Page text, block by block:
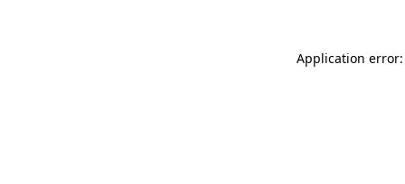
Application